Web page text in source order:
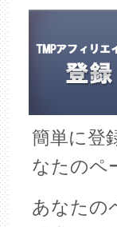
簡単に登
なたのペ
あなたの